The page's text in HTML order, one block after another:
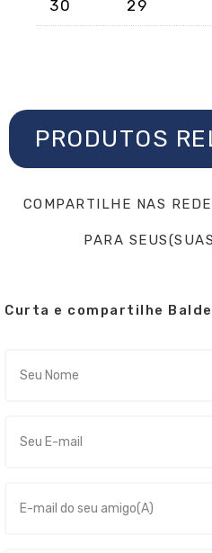
30 29
PRODUTOS
COMPARTILHE NAS
PARA
Curta e compartilhe